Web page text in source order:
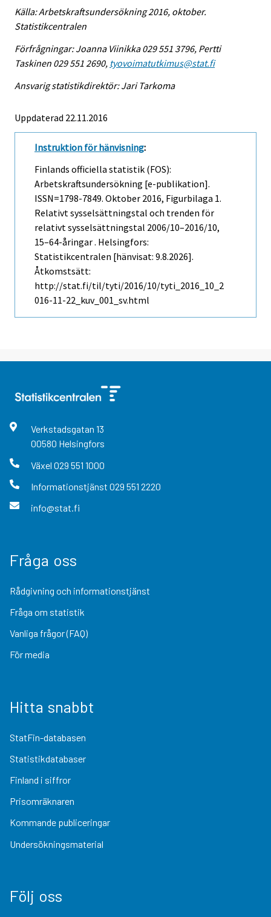
Källa: Arbetskraftsundersökning 2016, oktober.
Statistikcentralen
Förfrågningar: Joanna Viinikka 029 551 3796, Pertti
Taskinen 029 551 2690, tyovoimatutkimus@stat.fi
Ansvarig statistikdirektör: Jari Tarkoma
Uppdaterad 22.11.2016
Instruktion för hänvisning:
Finlands officiella statistik (FOS):
Arbetskraftsundersökning [e-publikation].
ISSN=1798-7849. Oktober 2016, Figurbilaga 1.
Relativt sysselsättningstal och trenden för
relativt sysselsättningstal 2006/10–2016/10,
15–64-åringar . Helsingfors:
Statistikcentralen [hänvisat: 9.8.2026].
Åtkomstsätt:
http://stat.fi/til/tyti/2016/10/tyti_2016_10_2
016-11-22_kuv_001_sv.html
Verkstadsgatan 13
00580 Helsingfors
Växel 029 551 1000
Informationstjänst 029 551 2220
info@stat.fi
Fråga oss
Rådgivning och informationstjänst
Fråga om statistik
Vanliga frågor (FAQ)
För media
Hitta snabbt
StatFin-databasen
Statistikdatabaser
Finland i siffror
Prisomräknaren
Kommande publiceringar
Undersökningsmaterial
Följ oss